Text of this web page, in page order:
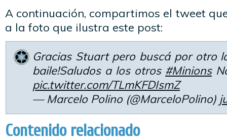
A continuación, compartimos el tweet
a la foto que ilustra este post:
Gracias Stuart pero buscá por otro
baile!Saludos a los otros #Minions
pic.twitter.com/TLmKFDIsmZ
— Marcelo Polino (@MarceloPolino)
Contenido relacionado